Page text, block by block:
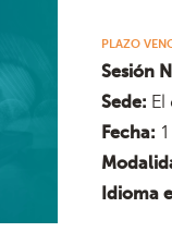
PLAZO
Sesión
Sede:
Fecha:
Idioma